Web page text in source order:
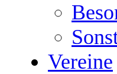
Vereine